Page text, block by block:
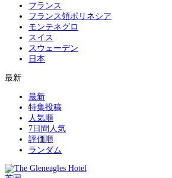
フランス
フランス領ポリネシア
モンテネグロ
スイス
スウェーデン
日本
最新
最新
特集投稿
人気順
7日間人気
評価順
ランダム